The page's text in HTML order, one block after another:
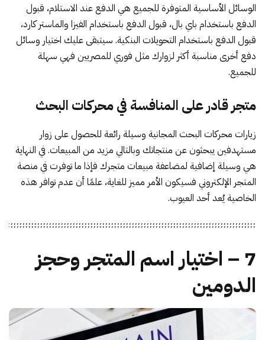
الوسائل الأساسية المتوفرة للجميع هي الدفع عند الاستلام، قبول
الدفع باستخدام باي بال، قبول الدفع باستخدام الفيزا والماستر كارد،
قبول الدفع باستخدام التحويلات البنكية. سيتبقى عليك اختيار وسائل
دفع أخرى مناسبة أكثر لزوارك مثل فوري للمصريين فهي سهلة
للجميع.
متجر قادر على المنافسة في محركات البحث
زيارات محركات البحث المجانية وسيلة رائعة للحصول على زوار
مستهدفين يبحثون عن منتجاتك وبالتالي مزيد من المبيعات. في النهاية
هي وسيلة إضافية لمضاعفة مبيعات متجرك فإذا ما توفرت في منصة
المتجر الإلكتروني فسيكون الأمر مميز للغاية، علمًا أن عدم توافر هذه
الخاصية يُعد أحد العيوب.
7 – اختيار اسم المتجر وحجز
الدومين